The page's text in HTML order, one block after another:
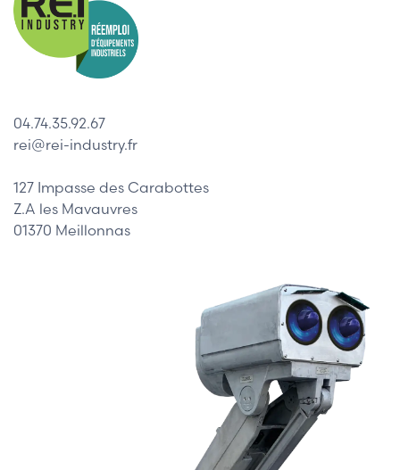
04.74.35.92.67
rei@rei-industry.fr
127 Impasse des Carabottes
Z.A les Mavauvres
01370 Meillonnas